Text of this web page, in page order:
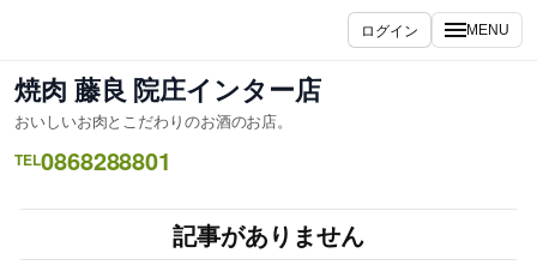
を
ス
キ
ッ
ログイン MENU
焼肉 藤良 院庄インター店
おいしいお肉とこだわりのお酒のお店。
TEL0868288801
記事がありません